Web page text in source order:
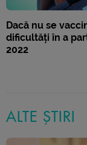
Dacă nu se
dificultăți în a
2022
ALTE ȘTIRI